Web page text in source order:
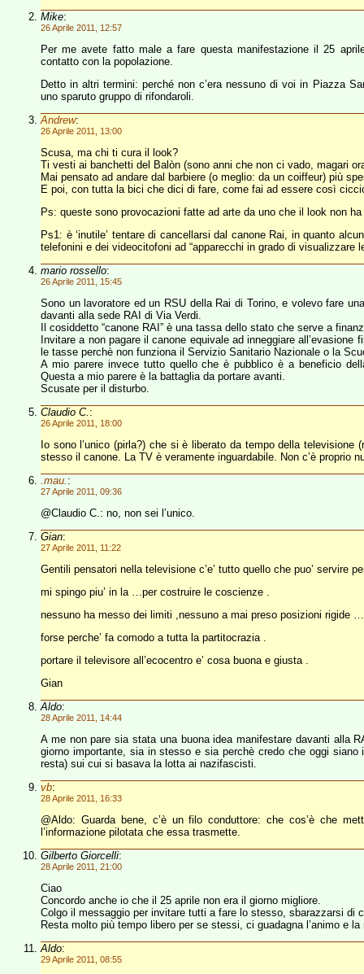
Mike:
26 Aprile 2011, 12:57
Per me avete fatto male a fare questa manifestazione il 25
contatto con la popolazione.
Detto in altri termini: perché non c’era nessuno di voi in Piazza
uno sparuto gruppo di rifondaroli.
Andrew:
26 Aprile 2011, 13:00
Scusa, ma chi ti cura il look?
Ti vesti ai banchetti del Balòn (sono anni che non ci vado, magari
Mai pensato ad andare dal barbiere (o meglio: da un coiffeur) più
E poi, con tutta la bici che dici di fare, come fai ad essere così
Ps: queste sono provocazioni fatte ad arte da uno che il look non
Ps1: è ‘inutile’ tentare di cancellarsi dal canone Rai, in quanto
telefonini e dei videocitofoni ad “apparecchi in grado di
mario rossello:
26 Aprile 2011, 15:45
Sono un lavoratore ed un RSU della Rai di Torino, e volevo fare
davanti alla sede RAI di Via Verdi.
Il cosiddetto “canone RAI” è una tassa dello stato che serve a
Invitare a non pagare il canone equivale ad inneggiare
le tasse perchè non funziona il Servizio Sanitario Nazionale o la
A mio parere invece tutto quello che è pubblico è a beneficio
Questa a mio parere è la battaglia da portare avanti.
Scusate per il disturbo.
Claudio C. :
26 Aprile 2011, 18:00
Io sono l’unico (pirla?) che si è liberato da tempo della
stesso il canone. La TV è veramente inguardabile. Non c’è proprio
.mau. :
27 Aprile 2011, 09:36
@Claudio C.: no, non sei l’unico.
Gian:
27 Aprile 2011, 11:22
Gentili pensatori nella televisione c’e’ tutto quello che puo’ servire
mi spingo piu’ in la …per costruire le coscienze .
nessuno ha messo dei limiti ,nessuno a mai preso posizioni rigide
forse perche’ fa comodo a tutta la partitocrazia .
portare il televisore all’ecocentro e’ cosa buona e giusta .
Gian
Aldo:
28 Aprile 2011, 14:44
A me non pare sia stata una buona idea manifestare davanti alla
giorno importante, sia in stesso e sia perchè credo che oggi
resta) sui cui si basava la lotta ai nazifascisti.
vb:
28 Aprile 2011, 16:33
@Aldo: Guarda bene, c’è un filo conduttore: che cos’è che
l’informazione pilotata che essa trasmette.
Gilberto Giorcelli:
28 Aprile 2011, 21:00
Ciao
Concordo anche io che il 25 aprile non era il giorno migliore.
Colgo il messaggio per invitare tutti a fare lo stesso, sbarazzarsi di
Resta molto più tempo libero per se stessi, ci guadagna l’animo e la
Aldo:
29 Aprile 2011, 08:55